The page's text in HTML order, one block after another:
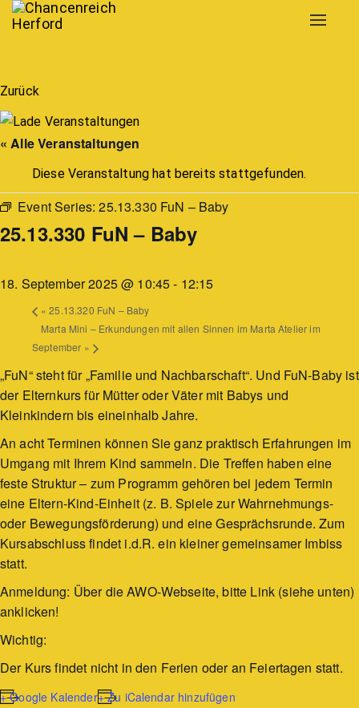
Toggle
Zurück
« Alle Veranstaltungen
Diese Veranstaltung hat bereits stattgefunden.
Event Series:25.13.330 FuN – Baby
25.13.330 FuN – Baby
18. September 2025 @ 10:45- 12:15
« 25.13.320 FuN – Baby
Marta Mini – Erkundungen mit allen Sinnen im Marta Atelier im
September »
„FuN“ steht für „Familie und Nachbarschaft“. Und FuN-Baby ist
der Elternkurs für Mütter oder Väter mit Babys und
Kleinkindern bis eineinhalb Jahre.
An acht Terminen können Sie ganz praktisch Erfahrungen im
Umgang mit Ihrem Kind sammeln. Die Treffen haben eine
feste Struktur – zum Programm gehören bei jedem Termin
eine Eltern-Kind-Einheit (z. B. Spiele zur Wahrnehmungs-
oder Bewegungsförderung) und eine Gesprächsrunde. Zum
Kursabschluss findet i.d.R. ein kleiner gemeinsamer Imbiss
statt.
Anmeldung: Über die AWO-Webseite, bitte Link (siehe unten)
anklicken!
Wichtig:
Der Kurs findet nicht in den Ferien oder an Feiertagen statt.
+ Google Kalender+ Zu iCalendar hinzufügen